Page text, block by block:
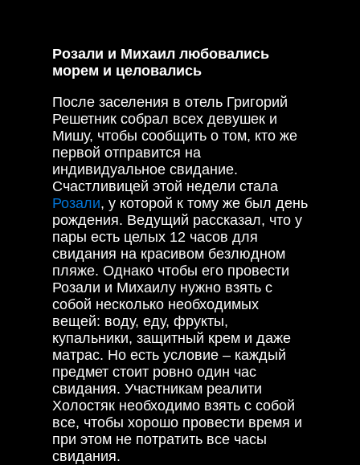
Розали и Михаил любовались
морем и целовались
После заселения в отель Григорий
Решетник собрал всех девушек и
Мишу, чтобы сообщить о том, кто же
первой отправится на
индивидуальное свидание.
Счастливицей этой недели стала
Розали, у которой к тому же был день
рождения. Ведущий рассказал, что у
пары есть целых 12 часов для
свидания на красивом безлюдном
пляже. Однако чтобы его провести
Розали и Михаилу нужно взять с
собой несколько необходимых
вещей: воду, еду, фрукты,
купальники, защитный крем и даже
матрас. Но есть условие – каждый
предмет стоит ровно один час
свидания. Участникам реалити
Холостяк необходимо взять с собой
все, чтобы хорошо провести время и
при этом не потратить все часы
свидания.